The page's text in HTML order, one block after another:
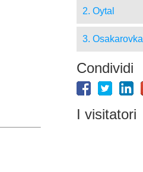
2. Oytal
3. Osakarovka
Condividi
I visitatori